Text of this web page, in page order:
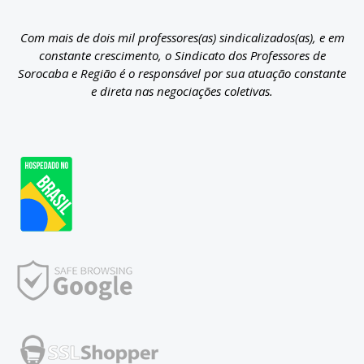
Com mais de dois mil professores(as) sindicalizados(as), e em
constante crescimento, o Sindicato dos Professores de
Sorocaba e Região é o responsável por sua atuação constante
e direta nas negociações coletivas.